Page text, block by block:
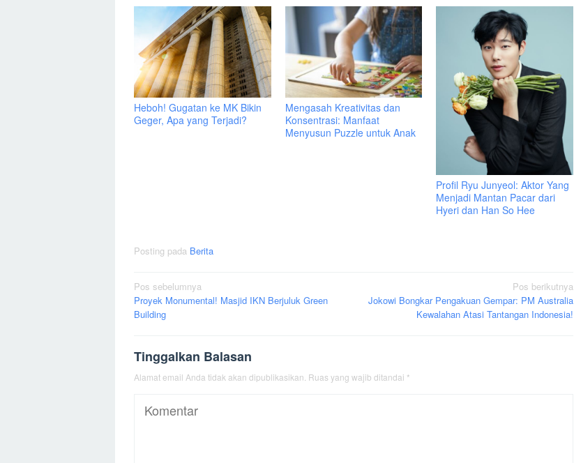
Heboh! Gugatan ke MK Bikin
Geger, Apa yang Terjadi?
Mengasah Kreativitas dan
Konsentrasi: Manfaat
Menyusun Puzzle untuk Anak
Profil Ryu Junyeol: Aktor Yang
Menjadi Mantan Pacar dari
Hyeri dan Han So Hee
Posting pada Berita
Navigasi
pos
Pos sebelumnya
Proyek Monumental! Masjid IKN Berjuluk Green
Building
Pos berikutnya
Jokowi Bongkar Pengakuan Gempar: PM Australia
Kewalahan Atasi Tantangan Indonesia!
Tinggalkan Balasan
Alamat email Anda tidak akan dipublikasikan. Ruas yang wajib ditandai *